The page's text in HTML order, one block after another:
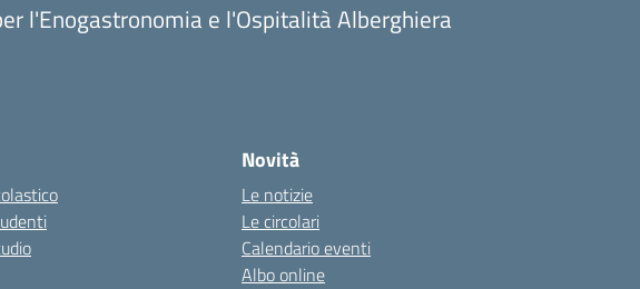
l'Enogastronomia e l'Ospitalità Alberghiera
Novità
Le notizie
Le circolari
Calendario eventi
Albo online